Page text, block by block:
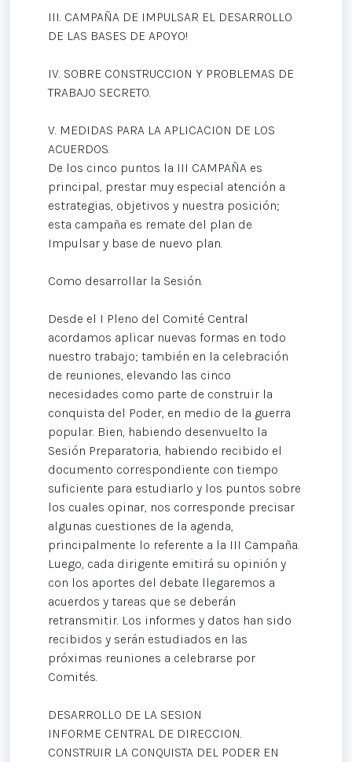
III. CAMPAÑA DE IMPULSAR EL DESARROLLO
DE LAS BASES DE APOYO!
IV. SOBRE CONSTRUCCION Y PROBLEMAS DE
TRABAJO SECRETO.
V. MEDIDAS PARA LA APLICACION DE LOS
ACUERDOS.
De los cinco puntos la III CAMPAÑA es
principal, prestar muy especial atención a
estrategias, objetivos y nuestra posición;
esta campaña es remate del plan de
Impulsar y base de nuevo plan.
Como desarrollar la Sesión.
Desde el I Pleno del Comité Central
acordamos aplicar nuevas formas en todo
nuestro trabajo; también en la celebración
de reuniones, elevando las cinco
necesidades como parte de construir la
conquista del Poder, en medio de la guerra
popular. Bien, habiendo desenvuelto la
Sesión Preparatoria, habiendo recibido el
documento correspondiente con tiempo
suficiente para estudiarlo y los puntos sobre
los cuales opinar, nos corresponde precisar
algunas cuestiones de la agenda,
principalmente lo referente a la III Campaña.
Luego, cada dirigente emitirá su opinión y
con los aportes del debate llegaremos a
acuerdos y tareas que se deberán
retransmitir. Los informes y datos han sido
recibidos y serán estudiados en las
próximas reuniones a celebrarse por
Comités.
DESARROLLO DE LA SESION
INFORME CENTRAL DE DIRECCION.
CONSTRUIR LA CONQUISTA DEL PODER EN